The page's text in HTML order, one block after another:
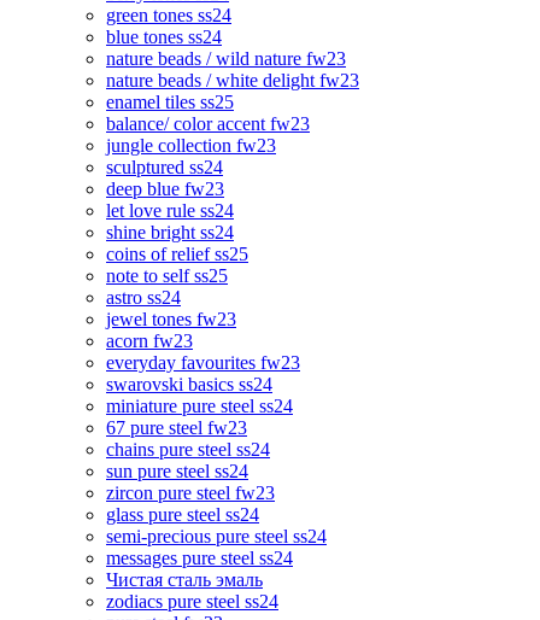
green tones ss24
blue tones ss24
nature beads / wild nature fw23
nature beads / white delight fw23
enamel tiles ss25
balance/ color accent fw23
jungle collection fw23
sculptured ss24
deep blue fw23
let love rule ss24
shine bright ss24
coins of relief ss25
note to self ss25
astro ss24
jewel tones fw23
acorn fw23
everyday favourites fw23
swarovski basics ss24
miniature pure steel ss24
67 pure steel fw23
chains pure steel ss24
sun pure steel ss24
zircon pure steel fw23
glass pure steel ss24
semi-precious pure steel ss24
messages pure steel ss24
Чистая сталь эмаль
zodiacs pure steel ss24